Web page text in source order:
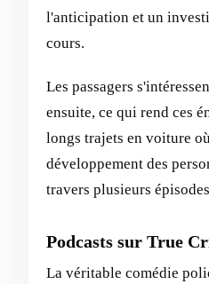
l'anticipation et un
cours.
Les passagers
ensuite, ce qui rend ces
longs trajets en voiture
développement des
travers plusieurs
Podcasts sur True
La véritable comédie